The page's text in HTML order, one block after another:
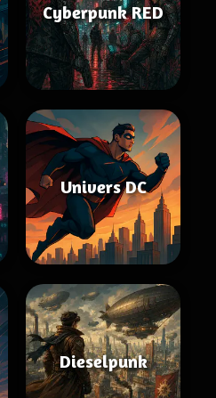
Cyberpunk RED
Univers DC
Dieselpunk